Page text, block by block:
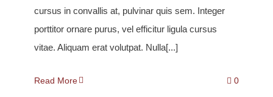
cursus in convallis at, pulvinar quis sem. Integer
porttitor ornare purus, vel efficitur ligula cursus
vitae. Aliquam erat volutpat. Nulla[...]
Read More 0